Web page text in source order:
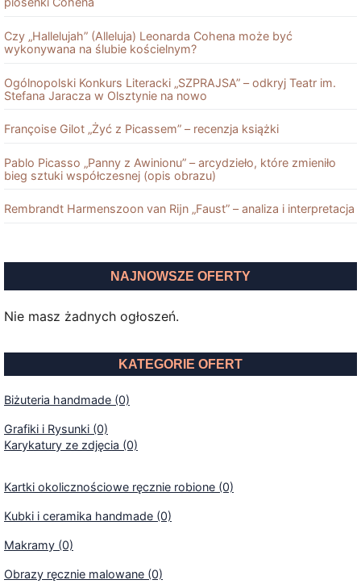
Czy „Hallelujah” (Alleluja) Leonarda Cohena może być
wykonywana na ślubie kościelnym?
Ogólnopolski Konkurs Literacki „SZPRAJSA” – odkryj Teatr im.
Stefana Jaracza w Olsztynie na nowo
Françoise Gilot „Żyć z Picassem” – recenzja książki
Pablo Picasso „Panny z Awinionu” – arcydzieło, które zmieniło
bieg sztuki współczesnej (opis obrazu)
Rembrandt Harmenszoon van Rĳn „Faust” – analiza i interpretacja
NAJNOWSZE OFERTY
Nie masz żadnych ogłoszeń.
KATEGORIE OFERT
Biżuteria handmade (0)
Grafiki i Rysunki (0)
Karykatury ze zdjęcia (0)
Kartki okolicznościowe ręcznie robione (0)
Kubki i ceramika handmade (0)
Makramy (0)
Obrazy ręcznie malowane (0)